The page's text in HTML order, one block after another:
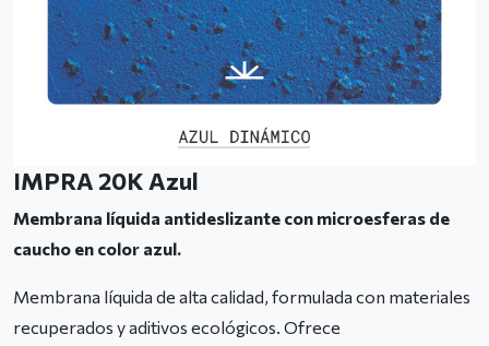
IMPRA 20K Azul
Membrana líquida antideslizante con microesferas de
caucho en color azul.
Membrana líquida de alta calidad, formulada con materiales
recuperados y aditivos ecológicos. Ofrece